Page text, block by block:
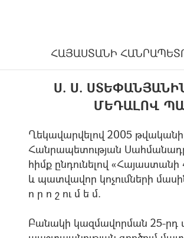
ՀԱՅԱՍՏԱՆԻ
Ս. Ս.
ՄԵԴԱԼՈՎ
Ղեկավարվելով 2005
Հանրապետության
հիմք ընդունելով
և պատվավոր կոչումների
ո ր ո շ ու մ ե մ.
Բանակի կազմավորման 25-րդ